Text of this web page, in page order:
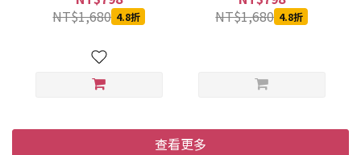
NT$1,680 4.8折
NT$1,680 4.8折
查看更多